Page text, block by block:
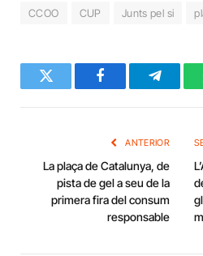
CCOO CUP Junts pel si
Twitter Facebook
ANTERIOR
La plaça de Catalunya, de
pista de gel a seu de la
primera fira del consum
responsable